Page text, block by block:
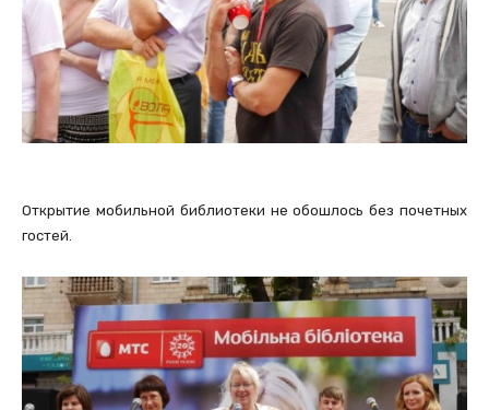
Открытие мобильной библиотеки не обошлось без почетных
гостей.